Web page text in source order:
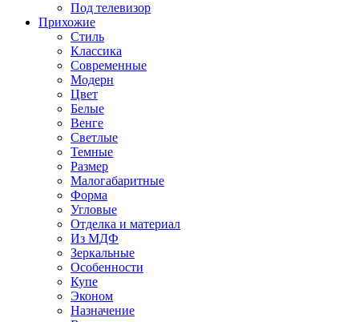
Под телевизор
Прихожие
Стиль
Классика
Современные
Модерн
Цвет
Белые
Венге
Светлые
Темные
Размер
Малогабаритные
Форма
Угловые
Отделка и материал
Из МДФ
Зеркальные
Особенности
Купе
Эконом
Назначение